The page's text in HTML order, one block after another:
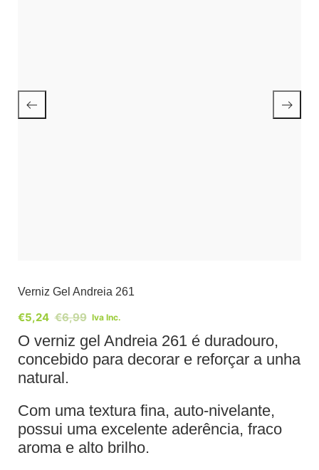
Verniz Gel Andreia 261
€6,99
€5,24 Iva Inc.
O verniz gel Andreia 261 é duradouro,
concebido para decorar e reforçar a unha
natural.
Com uma textura fina, auto-nivelante,
possui uma excelente aderência, fraco
aroma e alto brilho.